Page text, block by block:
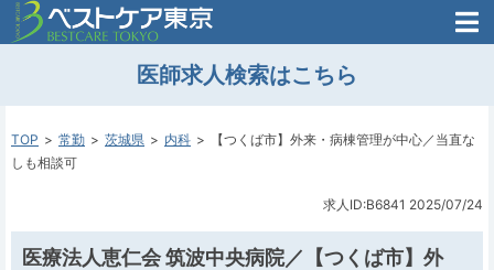
医師がはじめた
医師のための
転職支援
転職支援のお問い合わせ
医師求人検索はこちら
TOP 常勤 茨城県 内科
【つくば市】外来・病棟管理が中心／当直な
しも相談可
求人ID:B6841 2025/07/24
医療法人恵仁会 筑波中央病院／【つくば市】外